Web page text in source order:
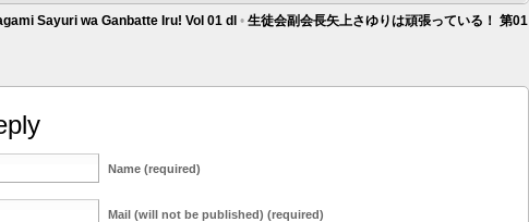
Sayuri wa Ganbatte Iru! Vol 01 dl • 生徒会副会長矢上さゆりは頑張っている！ 第01
Name (required)
Mail (will not be published) (required)